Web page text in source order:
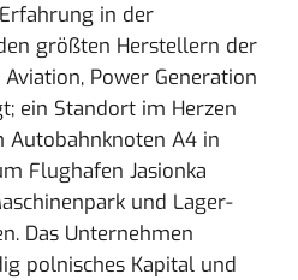
in der
größten Herstellern der
Power Generation
ein Standort im Herzen
Autobahnknoten A4 in
Flughafen Jasionka
und Lager-
Das Unternehmen
polnisches Kapital und